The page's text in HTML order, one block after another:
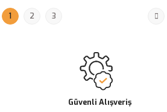
1 2 3
Güvenli Alışveriş